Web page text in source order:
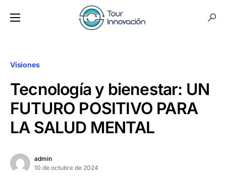
Visiones
Tecnología y bienestar: UN
FUTURO POSITIVO PARA
LA SALUD MENTAL
admin
10 de octubre de 2024